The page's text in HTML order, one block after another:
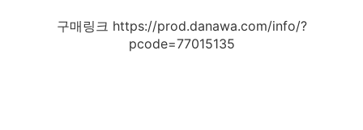
구매링크 https://prod.danawa.com/info/?
pcode=77015135